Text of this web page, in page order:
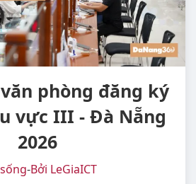
phòng đăng ký
vực III - Đà Nẵng
2026
-Bởi LeGiaICT